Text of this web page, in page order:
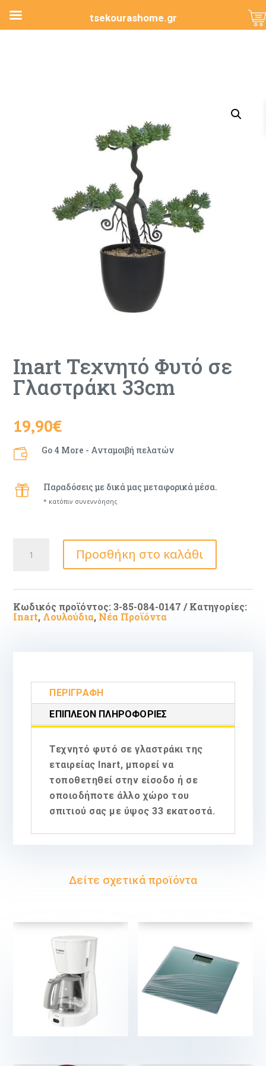
Inart Τεχνητό Φυτό σε
Γλαστράκι 33cm
19,90€
 Go 4 More - Ανταμοιβή πελατών
 Παραδόσεις με δικά μας μεταφορικά μέσα.
* κατόπιν συνεννόησης
Τεχνητό
ποσότητα
Προσθήκη στο καλάθι
Κωδικός προϊόντος:3-85-084-0147
Κατηγορίες:
Inart, Λουλούδια, Νέα Προϊόντα
ΠΕΡΙΓΡΑΦΉ
ΕΠΙΠΛΈΟΝ ΠΛΗΡΟΦΟΡΊΕΣ
Τεχνητό φυτό σε γλαστράκι της
εταιρείας Inart, μπορεί να
τοποθετηθεί στην είσοδο ή σε
οποιοδήποτε άλλο χώρο του
σπιτιού σας με ύψος 33 εκατοστά.
Δείτε σχετικά προϊόντα
tsekourashome.gr